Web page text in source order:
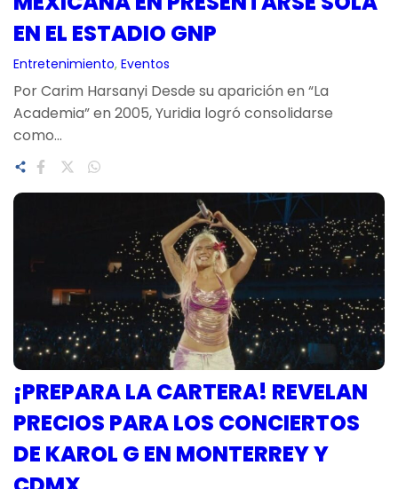
EN EL ESTADIO GNP
Entretenimiento, Eventos
Por Carim Harsanyi Desde su aparición en “La
Academia” en 2005, Yuridia logró consolidarse
como…
¡PREPARA LA CARTERA! REVELAN
PRECIOS PARA LOS CONCIERTOS
DE KAROL G EN MONTERREY Y